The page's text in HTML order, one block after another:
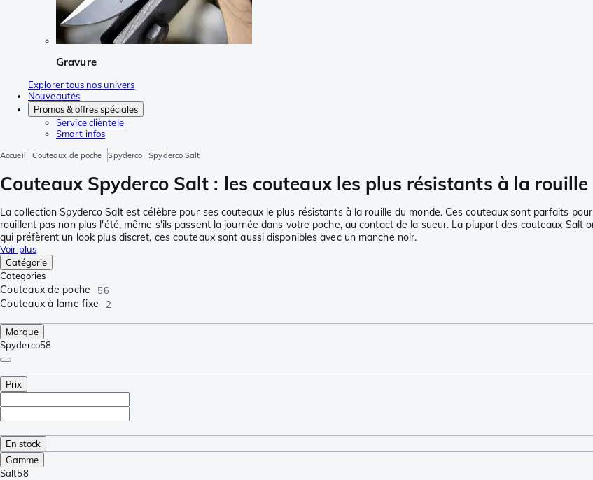
Gravure
Explorer tous nos univers
Nouveautés
Promos & offres spéciales
Service clièntele
Smart infos
Accueil Couteaux de poche Spyderco Spyderco Salt
Couteaux Spyderco Salt : les couteaux les plus résistants à la
La collection Spyderco Salt est célèbre pour ses couteaux le plus résistants à la rouille du monde. Ces couteaux sont parfaits
rouillent pas non plus l'été, même s'ils passent la journée dans votre poche, au contact de la sueur. La plupart des couteaux
qui préfèrent un look plus discret, ces couteaux sont aussi disponibles avec un manche noir.
Voir plus
Catégorie
Categories
Couteaux de poche 56
Couteaux à lame fixe 2
Marque
Spyderco58
Prix
En stock
Gamme
Salt58